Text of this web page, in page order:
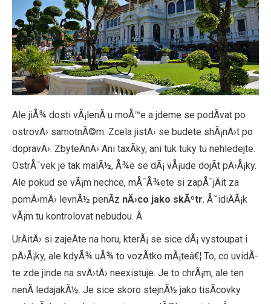
Ale jiÅ¾ dosti vÃ¡lenÃ­ u moÅ™e a jdeme se podÃ­vat po
ostrovÄ› samotnÃ©m. Zcela jistÄ› se budete shÃ¡nÄ›t po
dopravÄ›. ZbyteÄnÄ› Ani taxÃ­ky, ani tuk tuky tu nehledejte.
OstrÅ¯vek je tak malÃ½, Å¾e se dÃ¡ vÅ¡ude dojÃ­t pÄ›Å¡ky.
Ale pokud se vÃ¡m nechce, mÅ¯Å¾ete si zapÅ¯jÄit za
pomÄ›rnÄ› levnÃ½ penÃ­z nÄ›co jako skÃºtr. Å˜idiÄÃ¡k
vÃ¡m tu kontrolovat nebudou. Â
UrÄitÄ› si zajeÄte na horu, kterÃ¡ se sice dÃ¡ vystoupat i
pÄ›Å¡ky, ale kdyÅ¾ uÅ¾ to vozÃ­tko mÃ¡teâ€¦ To, co uvidÃ­
te zde jinde na svÄ›tÄ› neexistuje. Je to chrÃ¡m, ale ten
nenÃ­ ledajakÃ½. Je sice skoro stejnÃ½ jako tisÃ­covky